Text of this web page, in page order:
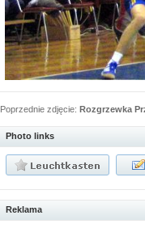
Poprzednie zdjęcie:Rozgrzewka
Photo links
Reklama